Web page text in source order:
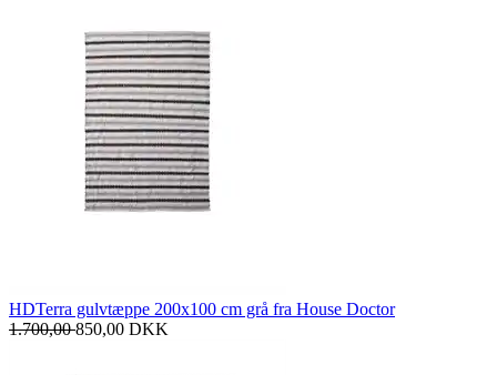
HDTerra gulvtæppe 200x100 cm grå fra House Doctor
1.700,00850,00 DKK